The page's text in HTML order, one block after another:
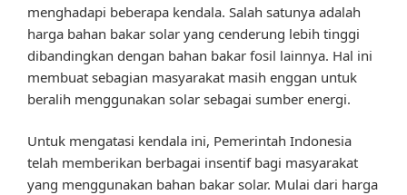
menghadapi beberapa kendala. Salah satunya adalah
harga bahan bakar solar yang cenderung lebih tinggi
dibandingkan dengan bahan bakar fosil lainnya. Hal ini
membuat sebagian masyarakat masih enggan untuk
beralih menggunakan solar sebagai sumber energi.
Untuk mengatasi kendala ini, Pemerintah Indonesia
telah memberikan berbagai insentif bagi masyarakat
yang menggunakan bahan bakar solar. Mulai dari harga